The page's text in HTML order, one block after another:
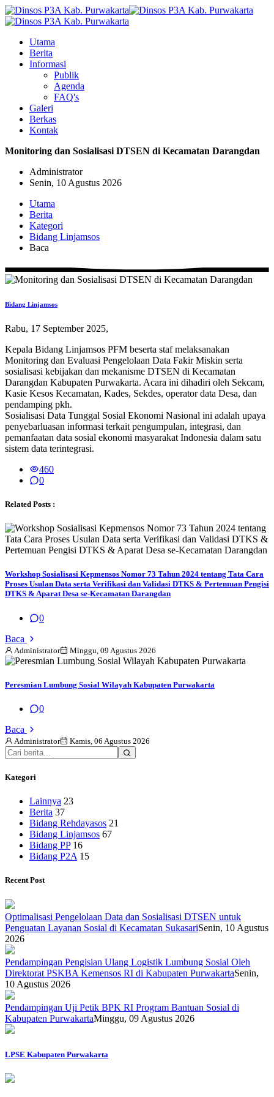
Utama
Berita
Informasi
Publik
Agenda
FAQ's
Galeri
Berkas
Kontak
Monitoring dan Sosialisasi DTSEN di Kecamatan Darangdan
Administrator
Senin, 10 Agustus 2026
Utama
Berita
Kategori
Bidang Linjamsos
Baca
Bidang Linjamsos
Rabu, 17 September 2025,
Kepala Bidang Linjamsos PFM beserta staf melaksanakan
Monitoring dan Evaluasi Pengelolaan Data Fakir Miskin serta
sosialisasi kebijakan dan mekanisme DTSEN di Kecamatan
Darangdan Kabupaten Purwakarta. Acara ini dihadiri oleh Sekcam,
Kasie Kesos Kecamatan, Kades, Sekdes, operator data Desa, dan
pendamping pkh.
Sosialisasi Data Tunggal Sosial Ekonomi Nasional ini adalah upaya
penyebarluasan informasi terkait pengumpulan, integrasi, dan
pemanfaatan data sosial ekonomi masyarakat Indonesia dalam satu
sistem data terintegrasi.
460
0
Related Posts :
Workshop Sosialisasi Kepmensos Nomor 73 Tahun 2024 tentang Tata Cara
Proses Usulan Data serta Verifikasi dan Validasi DTKS & Pertemuan Pengisi
DTKS & Aparat Desa se-Kecamatan Darangdan
0
Baca
Administrator Minggu, 09 Agustus 2026
Peresmian Lumbung Sosial Wilayah Kabupaten Purwakarta
0
Baca
Administrator Kamis, 06 Agustus 2026
Kategori
Lainnya 23
Berita 37
Bidang Rehdayasos 21
Bidang Linjamsos 67
Bidang PP 16
Bidang P2A 15
Recent Post
Optimalisasi Pengelolaan Data dan Sosialisasi DTSEN untuk
Penguatan Layanan Sosial di Kecamatan SukasariSenin, 10 Agustus
2026
Pendampingan Pengisian Ulang Logistik Lumbung Sosial Oleh
Direktorat PSKBA Kemensos RI di Kabupaten PurwakartaSenin,
10 Agustus 2026
Pendampingan Uji Petik BPK RI Program Bantuan Sosial di
Kabupaten PurwakartaMinggu, 09 Agustus 2026
LPSE Kabupaten Purwakarta